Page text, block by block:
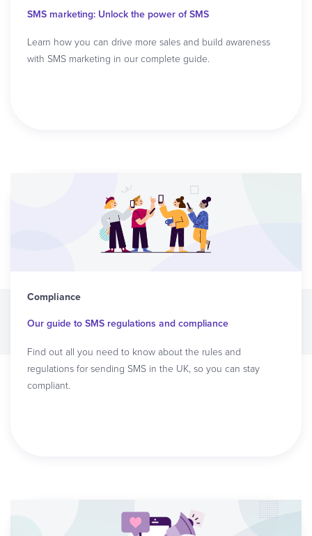
SMS marketing: Unlock the power of SMS
Learn how you can drive more sales and build awareness
with SMS marketing in our complete guide.
Compliance
Our guide to SMS regulations and compliance
Find out all you need to know about the rules and
regulations for sending SMS in the UK, so you can stay
compliant.